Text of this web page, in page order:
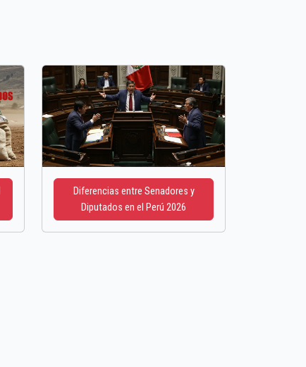
Diferencias entre Senadores y
Diputados en el Perú 2026